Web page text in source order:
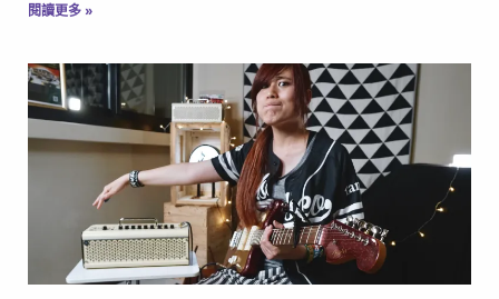
閱讀更多 »